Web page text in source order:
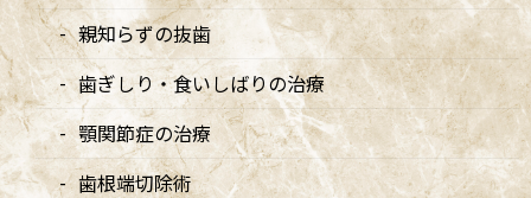
親知らずの抜歯
歯ぎしり・食いしばりの治療
顎関節症の治療
歯根端切除術